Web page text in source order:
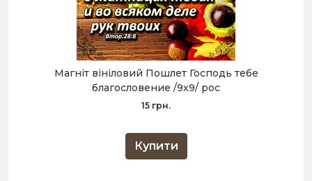
Магніт вініловий Пошлет Господь тебе
благословение /9х9/ рос
15 грн.
Купити